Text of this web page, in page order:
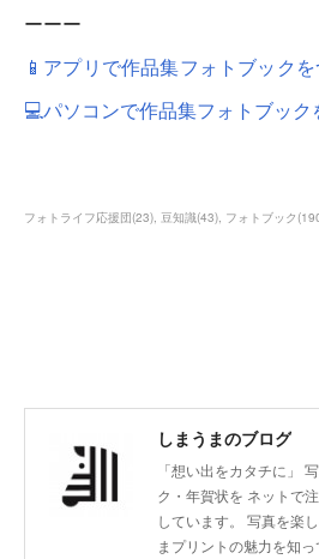
ーーー
📱アプリで作品集フォトブック
💻パソコンで作品集フォトブック
フォトライフ応援団(23) 豆知識(43) フォトブック (
しまうまのブログ
「想い出をカタチに」
ク・年賀状を ネットで
しています。 写真を楽
まプリントの魅力を知